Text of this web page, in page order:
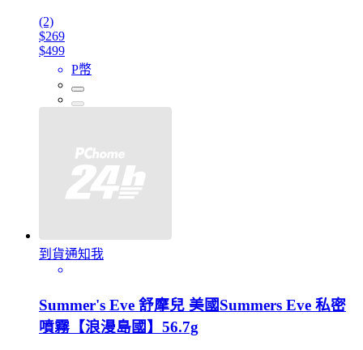
(2)
$269
$499
P幣
到貨通知我
Summer's Eve 舒摩兒 美國Summers Eve 私密
噴霧【浪漫島國】56.7g